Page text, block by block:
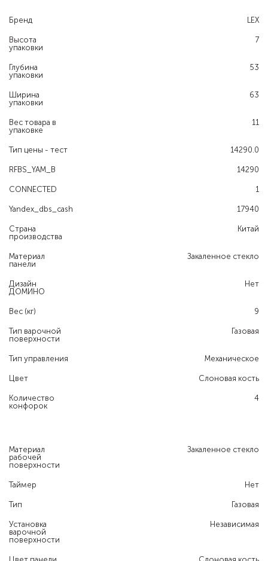
Бренд LEX
Высота
упаковки
7
Глубина
упаковки
53
Ширина
упаковки
63
Вес товара в
упаковке
11
Тип цены - тест 14290.0
RFBS_YAM_B 14290
CONNECTED 1
Yandex_dbs_cash 17940
Страна
производства
Китай
Материал
панели
Закаленное стекло
Дизайн
ДОМИНО
Нет
Вес (кг) 9
Тип варочной
поверхности
Газовая
Тип управления Механическое
Цвет Слоновая кость
Количество
конфорок
4
Материал
рабочей
поверхности
Закаленное стекло
Таймер Нет
Тип Газовая
Установка
варочной
поверхности
Независимая